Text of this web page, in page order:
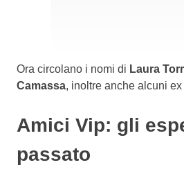
Ora circolano i nomi di Laura
Camassa, inoltre anche alcuni
Amici Vip: gli
passato